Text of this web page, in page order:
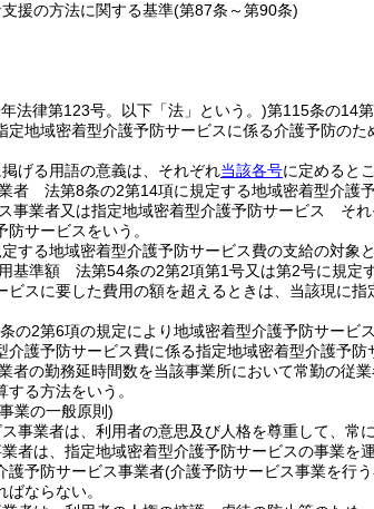
援の方法に関する基準(第87条～第90条)
法律第123号。以下「法」という。)第115条の14
地域密着型介護予防サービスに係る介護予防の
掲げる用語の意義は、それぞれ当該各号に定めると
者 法第8条の2第14項に規定する地域密着型介護
事業者又は指定地域密着型介護予防サービス そ
サービスをいう。
する地域密着型介護予防サービス費の支給の対象
基準額 法第54条の2第2項第1号又は第2号に規定
ビスに要した費用の額を超えるときは、当該現に
2第6項の規定により地域密着型介護予防サービ
介護予防サービス費に係る指定地域密着型介護予防
の勤務延時間数を当該事業所において常勤の従
る方法をいう。
業の一般原則)
事業者は、利用者の意思及び人格を尊重して、
者は、指定地域密着型介護予防サービスの事業
護予防サービス事業者(介護予防サービス事業を行
ならない。